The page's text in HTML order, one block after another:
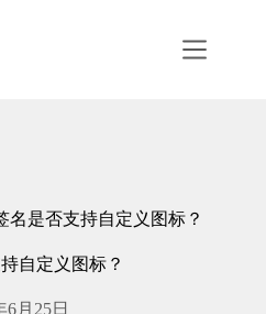
名是否支持自定义图标？
自定义图标？
6月25日